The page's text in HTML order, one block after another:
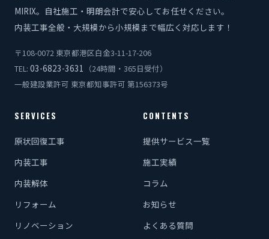
MIRIX。自社施工・明朗会計で安心してお任せください。
内装工事全般・大規模から小規模まで幅広く対応します！
〒108-0072 東京都港区白金3-11-17-206
TEL: 03-6823-3631 （24時間・365日受付）
一般建設業許可 東京都知事許可 第156373号
SERVICES
原状回復工事
内装工事
内装解体
リフォーム
リノベーション
CONTENTS
提供サービス一覧
施工実績
コラム
お知らせ
よくある質問